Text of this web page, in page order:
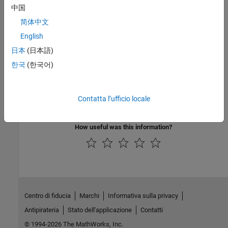
Risoluzione dei problemi
Troubleshoot Serial Port on BeagleBone Black hardware.
Esempi in primo piano
How useful was this information?
中国
简体中文
English
日本 (日本語)
한국 (한국어)
Contatta l’ufficio locale
Centro di fiducia Marchi
Informativa sulla privacy
Antipirateria
Stato dell'applicazione
Contatti
© 1994-2026 The MathWorks, Inc.